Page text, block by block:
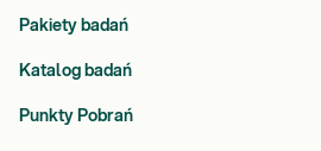
Pakiety badań
Katalog badań
Punkty Pobrań